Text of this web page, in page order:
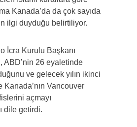
Kanada’da da çok sayıda
ilgi duyduğu belirtiliyor.
İcra Kurulu Başkanı
ABD’nin 26 eyaletinde
ve gelecek yılın ikinci
Kanada’nın Vancouver
açmayı
dile getirdi.